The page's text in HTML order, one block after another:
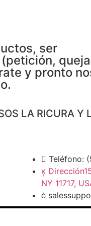
ser
y pronto
LA RICURA Y
Teléfono:
NY 11717,